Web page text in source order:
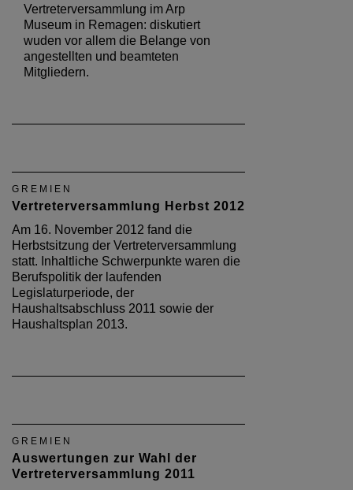
Vertreterversammlung im Arp
Museum in Remagen: diskutiert
wuden vor allem die Belange von
angestellten und beamteten
Mitgliedern.
GREMIEN
Vertreterversammlung Herbst 2012
Am 16. November 2012 fand die
Herbstsitzung der Vertreterversammlung
statt. Inhaltliche Schwerpunkte waren die
Berufspolitik der laufenden
Legislaturperiode, der
Haushaltsabschluss 2011 sowie der
Haushaltsplan 2013.
GREMIEN
Auswertungen zur Wahl der
Vertreterversammlung 2011